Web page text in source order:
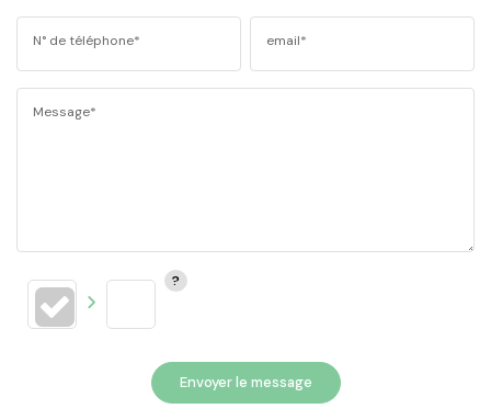
N° de téléphone* email*
Message*
Envoyer le message